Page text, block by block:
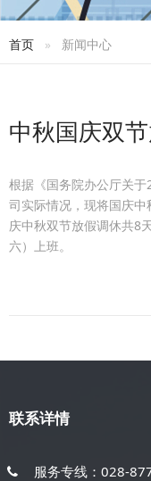
首页 新闻中心
中秋国庆双
根据《国务院办公厅关
司实际情况，现将国庆
庆中秋双节放假调休共8
六）上班。
联系详情
服务专线：028-